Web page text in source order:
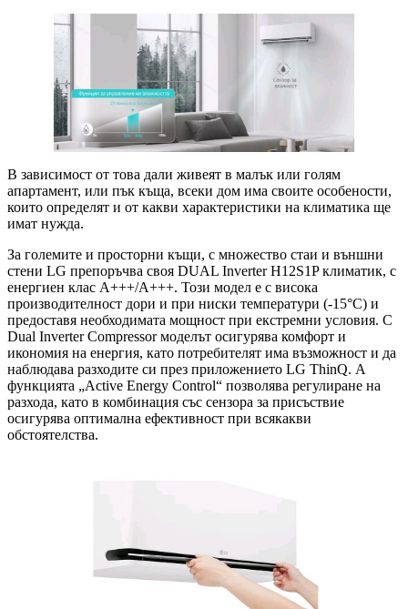
В зависимост от това дали живеят в малък или голям
апартамент, или пък къща, всеки дом има своите особености,
които определят и от какви характеристики на климатика ще
имат нужда.
За големите и просторни къщи, с множество стаи и външни
стени LG препоръчва своя DUAL Inverter H12S1P климатик, с
енергиен клас A+++/A+++. Този модел е с висока
производителност дори и при ниски температури (-15°C) и
предоставя необходимата мощност при екстремни условия. С
Dual Inverter Compressor моделът осигурява комфорт и
икономия на енергия, като потребителят има възможност и да
наблюдава разходите си през приложението LG ThinQ. А
функцията „Active Energy Control“ позволява регулиране на
разхода, като в комбинация със сензора за присъствие
осигурява оптимална ефективност при всякакви
обстоятелства.